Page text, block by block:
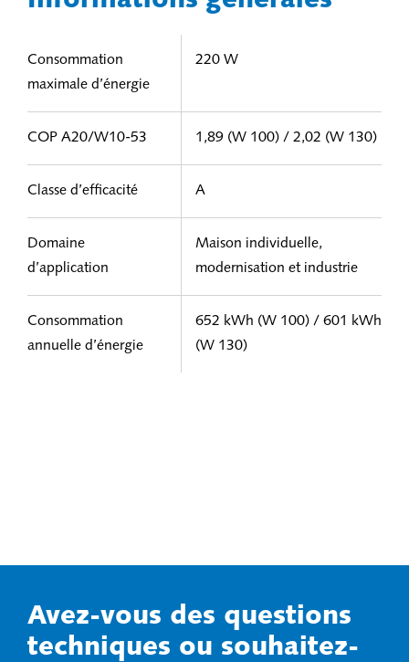
Consommation
maximale d’énergie
220 W
COP A20/W10-53 1,89 (W 100) / 2,02 (W 130)
Classe d’efficacité A
Domaine
d’application
Maison individuelle,
modernisation et industrie
Consommation
annuelle d’énergie
652 kWh (W 100) / 601 kWh
(W 130)
Avez-vous des questions
techniques ou souhaitez-